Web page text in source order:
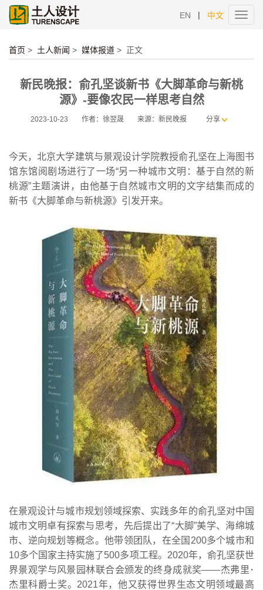
EN | 中文
首页 > 土人新闻 > 媒体报道 > 正文
新民晚报：俞孔坚谈新书《大脚革命与新桃
源》-要像农民一样思考自然
2023-10-23 作者：徐翌晟 来源：新民晚报 分享
今天，北京大学建筑与景观设计学院教授俞孔坚在上海图书
馆东馆阅剧场进行了一场“另一种城市文明：基于自然的新
桃源”主题演讲，由他基于自然城市文明的文字结集而成的
新书《大脚革命与新桃源》引发开来。
在景观设计与城市规划领域探索、实践多年的俞孔坚对中国
城市文明卓有探索与思考，先后提出了“大脚”美学、海绵城
市、逆向规划等概念。他带领团队，在全国200多个城市和
10多个国家主持实施了500多项工程。2020年，俞孔坚获世
界景观学与风景园林联合会颁发的终身成就奖——杰弗里･
杰里科爵士奖。2021年，他又获得世界生态文明领域最高